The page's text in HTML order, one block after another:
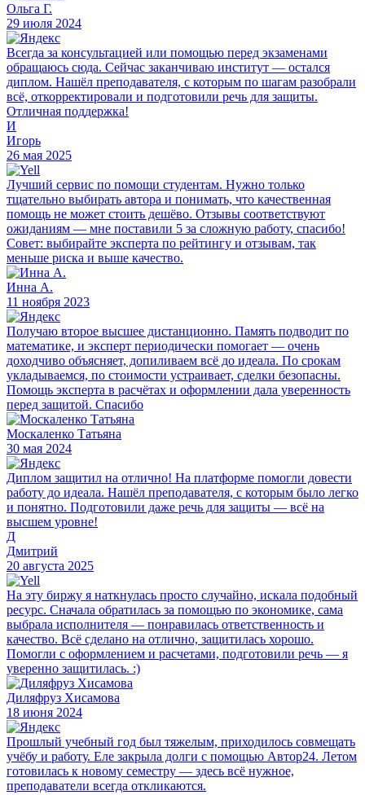
Ольга Г.
29 июля 2024
Всегда за консультацией или помощью перед экзаменами
обращаюсь сюда. Сейчас заканчиваю институт — остался
диплом. Нашёл преподавателя, с которым по шагам разобрали
всё, откорректировали и подготовили речь для защиты.
Отличная поддержка!
И
Игорь
26 мая 2025
Лучший сервис по помощи студентам. Нужно только
тщательно выбирать автора и понимать, что качественная
помощь не может стоить дешёво. Отзывы соответствуют
ожиданиям — мне поставили 5 за сложную работу, спасибо!
Совет: выбирайте эксперта по рейтингу и отзывам, так
меньше риска и выше качество.
Инна А.
11 ноября 2023
Получаю второе высшее дистанционно. Память подводит по
математике, и эксперт периодически помогает — очень
доходчиво объясняет, допиливаем всё до идеала. По срокам
укладываемся, по стоимости устраивает, сделки безопасны.
Помощь эксперта в расчётах и оформлении дала уверенность
перед защитой. Спасибо
Москаленко Татьяна
30 мая 2024
Диплом защитил на отлично! На платформе помогли довести
работу до идеала. Нашёл преподавателя, с которым было легко
и понятно. Подготовили даже речь для защиты — всё на
высшем уровне!
Д
Дмитрий
20 августа 2025
На эту биржу я наткнулась просто случайно, искала подобный
ресурс. Сначала обратилась за помощью по экономике, сама
выбрала исполнителя — понравилась ответственность и
качество. Всё сделано на отлично, защитилась хорошо.
Помогли с оформлением и расчетами, подготовили речь — я
уверенно защитилась. :)
Диляфруз Хисамова
18 июня 2024
Прошлый учебный год был тяжелым, приходилось совмещать
учёбу и работу. Еле закрыла долги с помощью Автор24. Летом
готовилась к новому семестру — здесь всё нужное,
преподаватели всегда откликаются.